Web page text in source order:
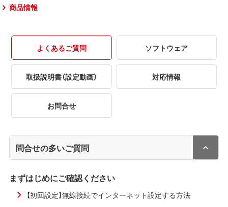
商品情報
よくあるご質問 ソフトウェア
取扱説明書（設定動画） 対応情報
お問合せ
問合せの多いご質問
まずはじめにご確認ください
【初回設定】無線接続でインターネット設定する方法